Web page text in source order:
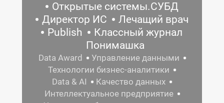
Открытые системы.СУБД
Директор ИС
Лечащий врач
Publish
Классный журнал
Понимашка
Data Award
Управление данными
Технологии бизнес-аналитики
Data & AI
Качество данных
Интеллектуальное предприятие